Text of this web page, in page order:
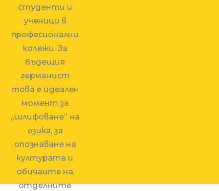
студенти и
ученици в
професионални
колежи. За
бъдещия
германист
това е идеален
момент за
„шлифоване” на
езика, за
опознаване на
културата и
обичаите на
отделните